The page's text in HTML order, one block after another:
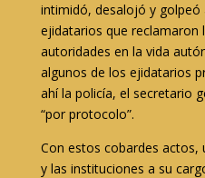
intimidó, desalojó y golpeó
ejidatarios que reclamaron
autoridades en la vida
algunos de los ejidatarios
ahí la policía, el secretario
“por protocolo”.
Con estos cobardes actos,
y las instituciones a su